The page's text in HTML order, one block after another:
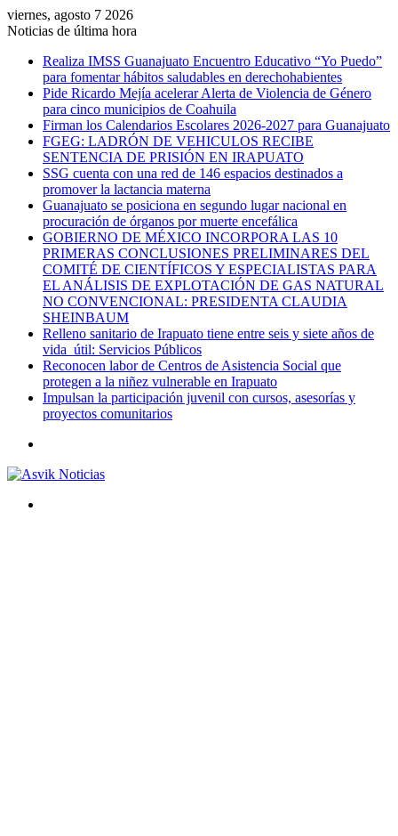
viernes, agosto 7 2026
Noticias de última hora
Realiza IMSS Guanajuato Encuentro Educativo “Yo Puedo”
para fomentar hábitos saludables en derechohabientes
Pide Ricardo Mejía acelerar Alerta de Violencia de Género
para cinco municipios de Coahuila
Firman los Calendarios Escolares 2026-2027 para Guanajuato
FGEG: LADRÓN DE VEHICULOS RECIBE
SENTENCIA DE PRISIÓN EN IRAPUATO
SSG cuenta con una red de 146 espacios destinados a
promover la lactancia materna
Guanajuato se posiciona en segundo lugar nacional en
procuración de órganos por muerte encefálica
GOBIERNO DE MÉXICO INCORPORA LAS 10
PRIMERAS CONCLUSIONES PRELIMINARES DEL
COMITÉ DE CIENTÍFICOS Y ESPECIALISTAS PARA
EL ANÁLISIS DE EXPLOTACIÓN DE GAS NATURAL
NO CONVENCIONAL: PRESIDENTA CLAUDIA
SHEINBAUM
Relleno sanitario de Irapuato tiene entre seis y siete años de
vida útil: Servicios Públicos
Reconocen labor de Centros de Asistencia Social que
protegen a la niñez vulnerable en Irapuato
Impulsan la participación juvenil con cursos, asesorías y
proyectos comunitarios